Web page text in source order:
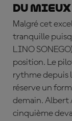
Du
Malgré cet
tranquille
LINO
position. Le
rythme depuis
réserve un
demain. Albert
cinquième